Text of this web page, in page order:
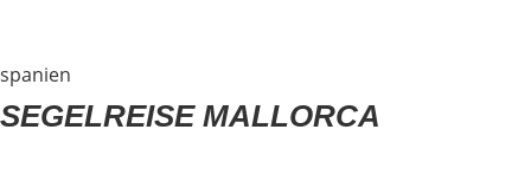
spanien
SEGELREISE MALLORCA